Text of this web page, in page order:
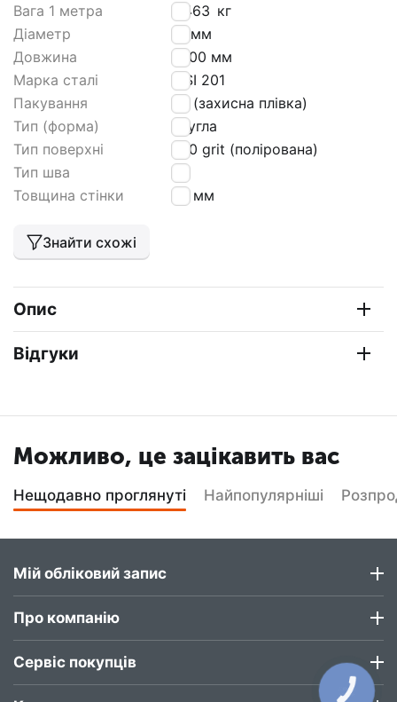
Вага 1 метра 0,463 кг
Діаметр
14 мм
Довжина
6000 мм
Марка сталі
AISI 201
Пакування
РЕ (захисна плівка)
Тип (форма)
кругла
Тип поверхні
600 grit (полірована)
Тип шва
HF
Товщина стінки
1,5 мм
Знайти схожі
Опис
Відгуки
Можливо, це зацікавить вас
Нещодавно проглянуті Найпопулярніші
Мій обліковий запис
Про компанію
Сервіс покупців
КНОПКА
ЗВ'ЯЗКУ